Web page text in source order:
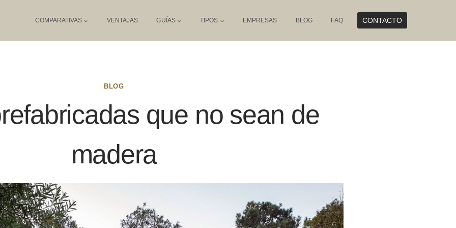
COMPARATIVAS VENTAJAS GUÍAS TIPOS EMPRESAS BLOG FAQ CONTACTO
BLOG
que no sean de
madera